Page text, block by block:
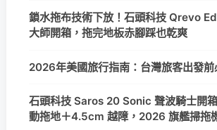
鎖水拖布技術下放！石頭科技 Qrevo
大師開箱，拖完地板赤腳踩也乾爽
2026年美國旅行指南：台灣旅客出發
石頭科技 Saros 20 Sonic 聲波騎士開
動拖地＋4.5cm 越障，2026 旗艦掃拖